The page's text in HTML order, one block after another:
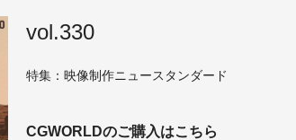
vol.330
特集：映像制作ニュースタンダード
CGWORLDのご購入はこちら